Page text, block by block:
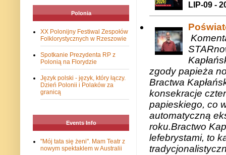
LIP-09 -
zgody papieża
Bractwa
konsekracje
papieskiego, co
automatyczną
roku.Bractwo
lefebrystami, to
Polonia
XX Polonijny Festiwal Zespołów
Folklorystycznych w Rzeszowie
Spotkanie Prezydenta RP z
Polonią na Florydzie
Język polski - język, który łączy.
Dzień Polonii i Polaków za
granicą
Events Info
"Mój tata się żeni". Mam Teatr z
nowym spektaklem w Australii